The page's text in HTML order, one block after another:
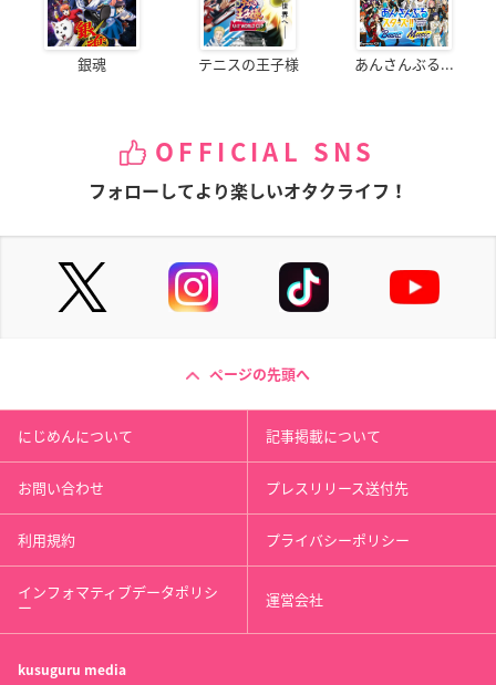
銀魂 テニスの王子様 あんさんぶる...
OFFICIAL SNS
フォローしてより楽しいオタクライフ！
ページの先頭へ
にじめんについて 記事掲載について
お問い合わせ プレスリリース送付先
利用規約 プライバシーポリシー
インフォマティブデータポリシ
ー 運営会社
kusuguru media